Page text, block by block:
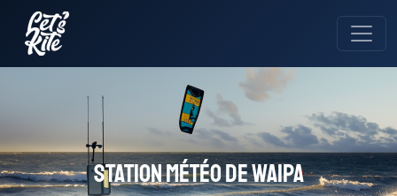
Station météo de Waipa